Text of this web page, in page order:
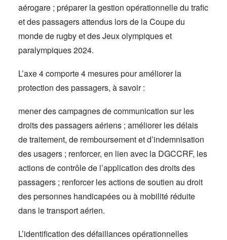
aérogare ; préparer la gestion opérationnelle du trafic
et des passagers attendus lors de la Coupe du
monde de rugby et des Jeux olympiques et
paralympiques 2024.
L’axe 4 comporte 4 mesures pour améliorer la
protection des passagers, à savoir :
mener des campagnes de communication sur les
droits des passagers aériens ; améliorer les délais
de traitement, de remboursement et d’indemnisation
des usagers ; renforcer, en lien avec la DGCCRF, les
actions de contrôle de l’application des droits des
passagers ; renforcer les actions de soutien au droit
des personnes handicapées ou à mobilité réduite
dans le transport aérien.
L’identification des défaillances opérationnelles